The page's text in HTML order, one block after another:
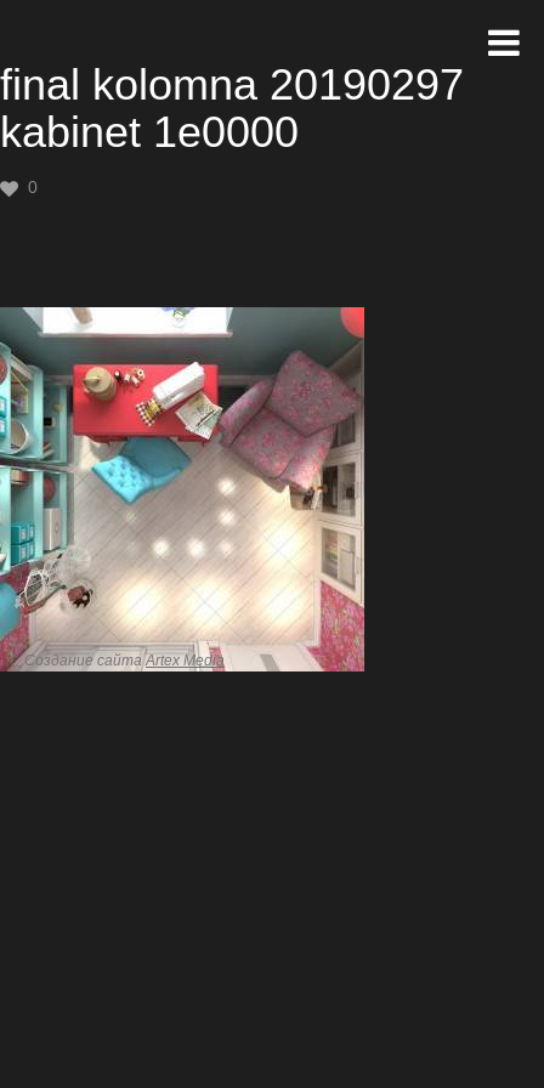
final kolomna 20190297
kabinet 1e0000
0
Создание сайтаArtex Media